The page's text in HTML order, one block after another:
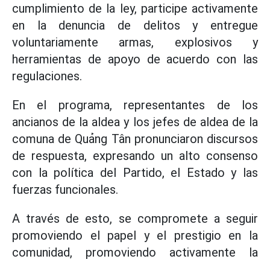
cumplimiento de la ley, participe activamente
en la denuncia de delitos y entregue
voluntariamente armas, explosivos y
herramientas de apoyo de acuerdo con las
regulaciones.
En el programa, representantes de los
ancianos de la aldea y los jefes de aldea de la
comuna de Quảng Tân pronunciaron discursos
de respuesta, expresando un alto consenso
con la política del Partido, el Estado y las
fuerzas funcionales.
A través de esto, se compromete a seguir
promoviendo el papel y el prestigio en la
comunidad, promoviendo activamente la